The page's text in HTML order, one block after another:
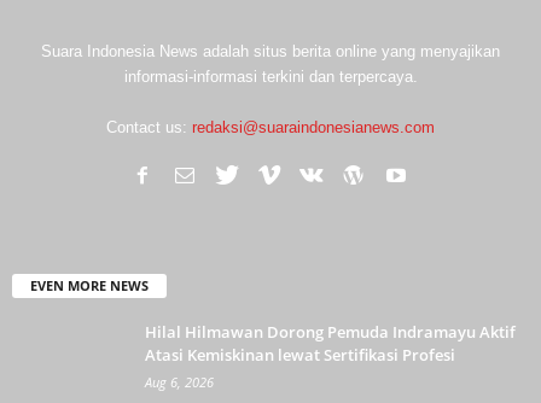
Suara Indonesia News adalah situs berita online yang menyajikan
informasi-informasi terkini dan terpercaya.
Contact us: redaksi@suaraindonesianews.com
EVEN MORE NEWS
Hilal Hilmawan Dorong Pemuda Indramayu Aktif
Atasi Kemiskinan lewat Sertifikasi Profesi
Aug 6, 2026